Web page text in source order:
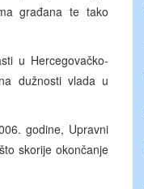
građana te tako
u Hercegovačko-
dužnosti vlada u
godine, Upravni
skorije okončanje